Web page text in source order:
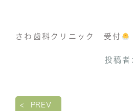
さわ歯科クリニック 受付
投稿者:
PREV